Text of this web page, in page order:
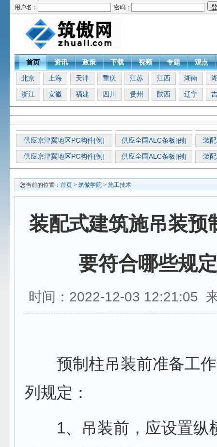
用户名： 密码：
首页 资讯 政策 下载 视频 专题 观点
北京 上海 天津 重庆 江苏 江西 湖南
浙江 安徽 福建 四川 贵州 陕西 辽宁
供应京津冀地区PC构件[例] 供应全国ALC条板[例] 装
供应京津冀地区PC构件[例] 供应全国ALC条板[例] 装
您当前的位置： 首页 > 筑傲学院 > 施工技术
装配式建筑施吊装预
要符合哪些规
时间：2022-12-03 12:21:05
预制柱吊装前准备工作
列规定：
1、吊装前，应设置纵